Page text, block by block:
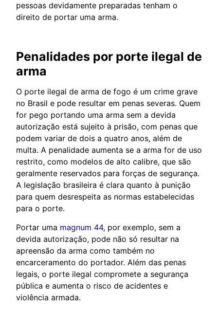
pessoas devidamente preparadas tenham o
direito de portar uma arma.
Penalidades por porte ilegal de
arma
O porte ilegal de arma de fogo é um crime grave
no Brasil e pode resultar em penas severas. Quem
for pego portando uma arma sem a devida
autorização está sujeito à prisão, com penas que
podem variar de dois a quatro anos, além de
multa. A penalidade aumenta se a arma for de uso
restrito, como modelos de alto calibre, que são
geralmente reservados para forças de segurança.
A legislação brasileira é clara quanto à punição
para quem desrespeita as normas estabelecidas
para o porte.
Portar uma magnum 44, por exemplo, sem a
devida autorização, pode não só resultar na
apreensão da arma como também no
encarceramento do portador. Além das penas
legais, o porte ilegal compromete a segurança
pública e aumenta o risco de acidentes e
violência armada.